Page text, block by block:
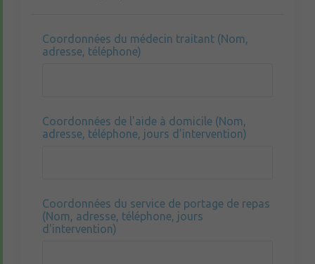
Coordonnées du médecin traitant (Nom,
adresse, téléphone)
Coordonnées de l'aide à domicile (Nom,
adresse, téléphone, jours d'intervention)
Coordonnées du service de portage de repas
(Nom, adresse, téléphone, jours
d'intervention)